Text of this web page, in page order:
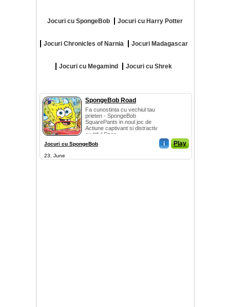
Jocuri cu SpongeBob Jocuri cu Harry Potter
Jocuri Chronicles of Narnia Jocuri Madagascar
Jocuri cu Megamind Jocuri cu Shrek
SpongeBob Road
Fa cunostinta cu vechiul tau
prieten - SpongeBob
SquarePants in noul joc de
Actiune captivant si distractiv
cu titlul Spon...
Jocuri cu SpongeBob i Play
23, June